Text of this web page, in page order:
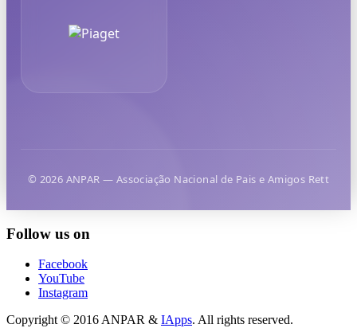
© 2026 ANPAR — Associação Nacional de Pais e Amigos Rett
Follow us on
Facebook
YouTube
Instagram
Copyright © 2016 ANPAR & IApps. All rights reserved.